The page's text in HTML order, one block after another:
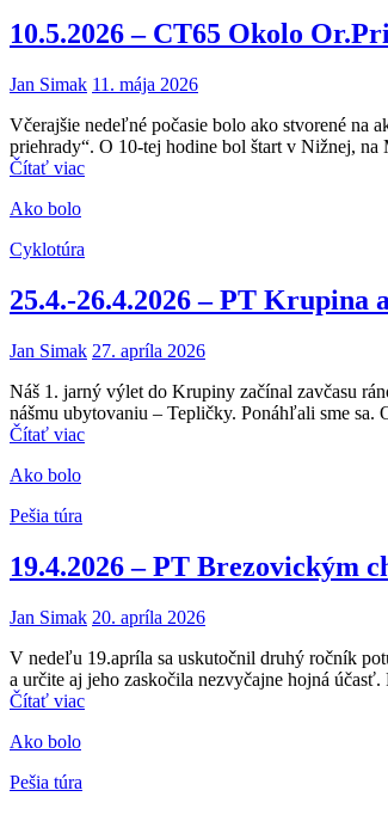
10.5.2026 – CT65 Okolo
Jan Simak 11. mája 2026
Včerajšie nedeľné počasie bolo ako stvorené
priehrady“. O 10-tej hodine bol štart v Nižnej,
Čítať viac
Ako bolo
Cyklotúra
25.4.-26.4.2026 – PT Krupina
Jan Simak 27. apríla 2026
Náš 1. jarný výlet do Krupiny začínal zavčasu
nášmu ubytovaniu – Tepličky. Ponáhľali sme sa.
Čítať viac
Ako bolo
Pešia túra
19.4.2026 – PT Brezovickým
Jan Simak 20. apríla 2026
V nedeľu 19.apríla sa uskutočnil druhý ročník
a určite aj jeho zaskočila nezvyčajne hojná
Čítať viac
Ako bolo
Pešia túra